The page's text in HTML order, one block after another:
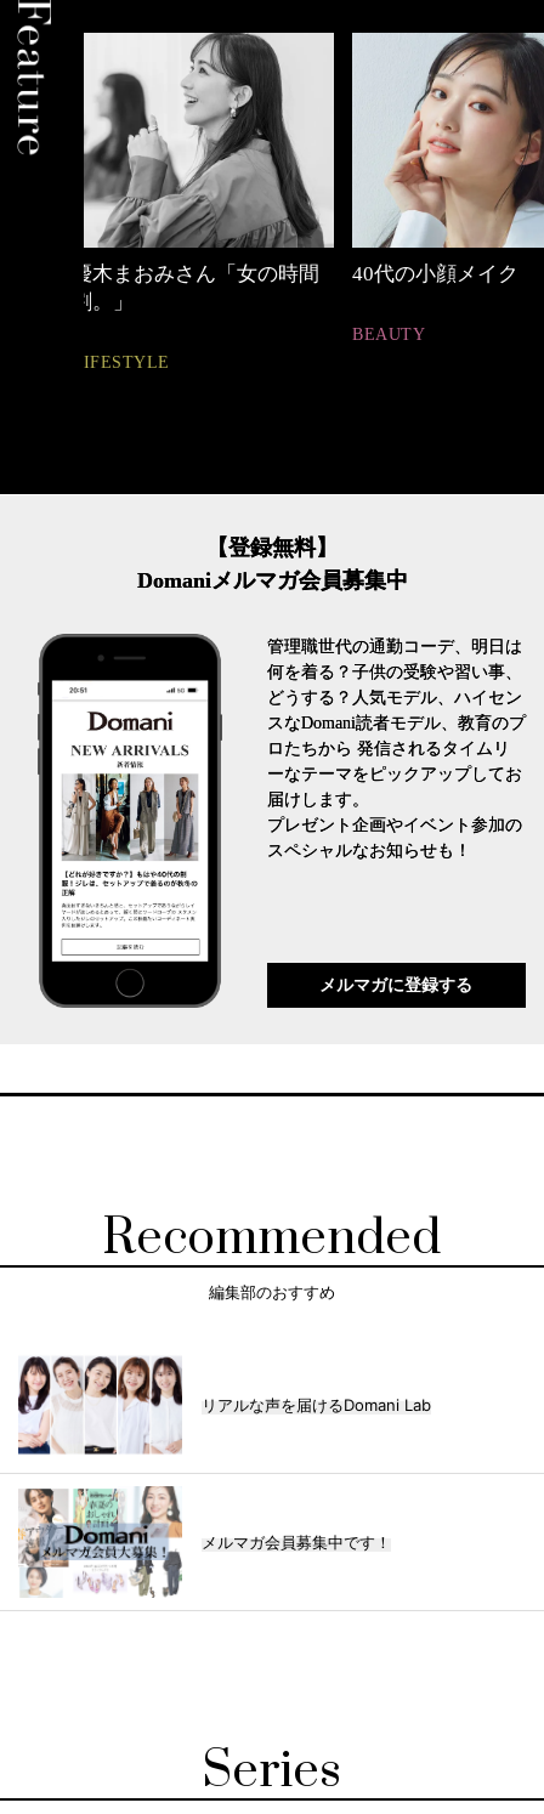
40代の小顔メイク 働く女性のバッグ
FASHION
【登録無料】
Domaniメルマガ会員募集中
管理職世代の通勤コーデ、明日は
何を着る？子供の受験や習い事、
どうする？人気モデル、ハイセン
スなDomani読者モデル、教育のプ
ロたちから 発信されるタイムリ
ーなテーマをピックアップしてお
届けします。
プレゼント企画やイベント参加の
スペシャルなお知らせも！
メルマガに登録する
Recommended
編集部のおすすめ
リアルな声を届けるDomani Lab
メルマガ会員募集中です！
Series